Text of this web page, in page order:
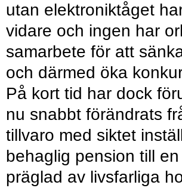
utan elektroniktåget
vidare och ingen har
samarbete för att
och därmed öka
På kort tid har dock
nu snabbt förändrats
tillvaro med siktet
behaglig pension till
präglad av livsfarliga